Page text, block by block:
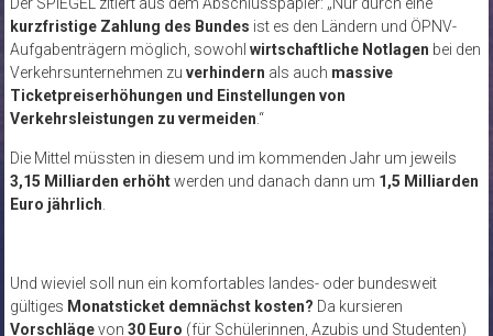
kurzfristige Zahlung des Bundes ist es den Ländern und ÖPNV-
Aufgabenträgern möglich, sowohl wirtschaftliche Notlagen bei den
Verkehrsunternehmen zu verhindern als auch massive
Ticketpreiserhöhungen und Einstellungen von
Verkehrsleistungen zu vermeiden .“
Die Mittel müssten in diesem und im kommenden Jahr um jeweils
3,15 Milliarden erhöhtwerden und danach dann um 1,5 Milliarden
Euro jährlich
Und wieviel soll nun ein komfortables landes- oder bundesweit
gültiges Monatsticket demnächst kosten? Da kursieren
Vorschlägevon 30 Euro (für Schülerinnen, Azubis und Studenten)